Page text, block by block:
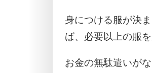
身につける服が決
ば、必要以上の服
お金の無駄遣いが